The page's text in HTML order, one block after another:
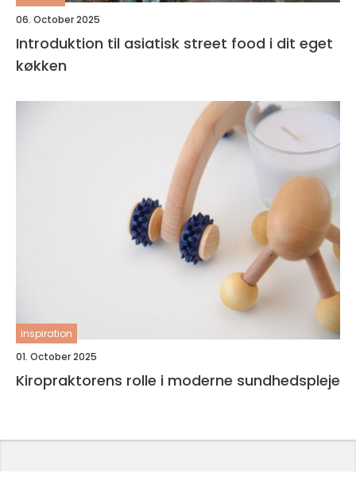
06. October 2025
Introduktion til asiatisk street food i dit eget
køkken
inspiration
01. October 2025
Kiropraktorens rolle i moderne sundhedspleje